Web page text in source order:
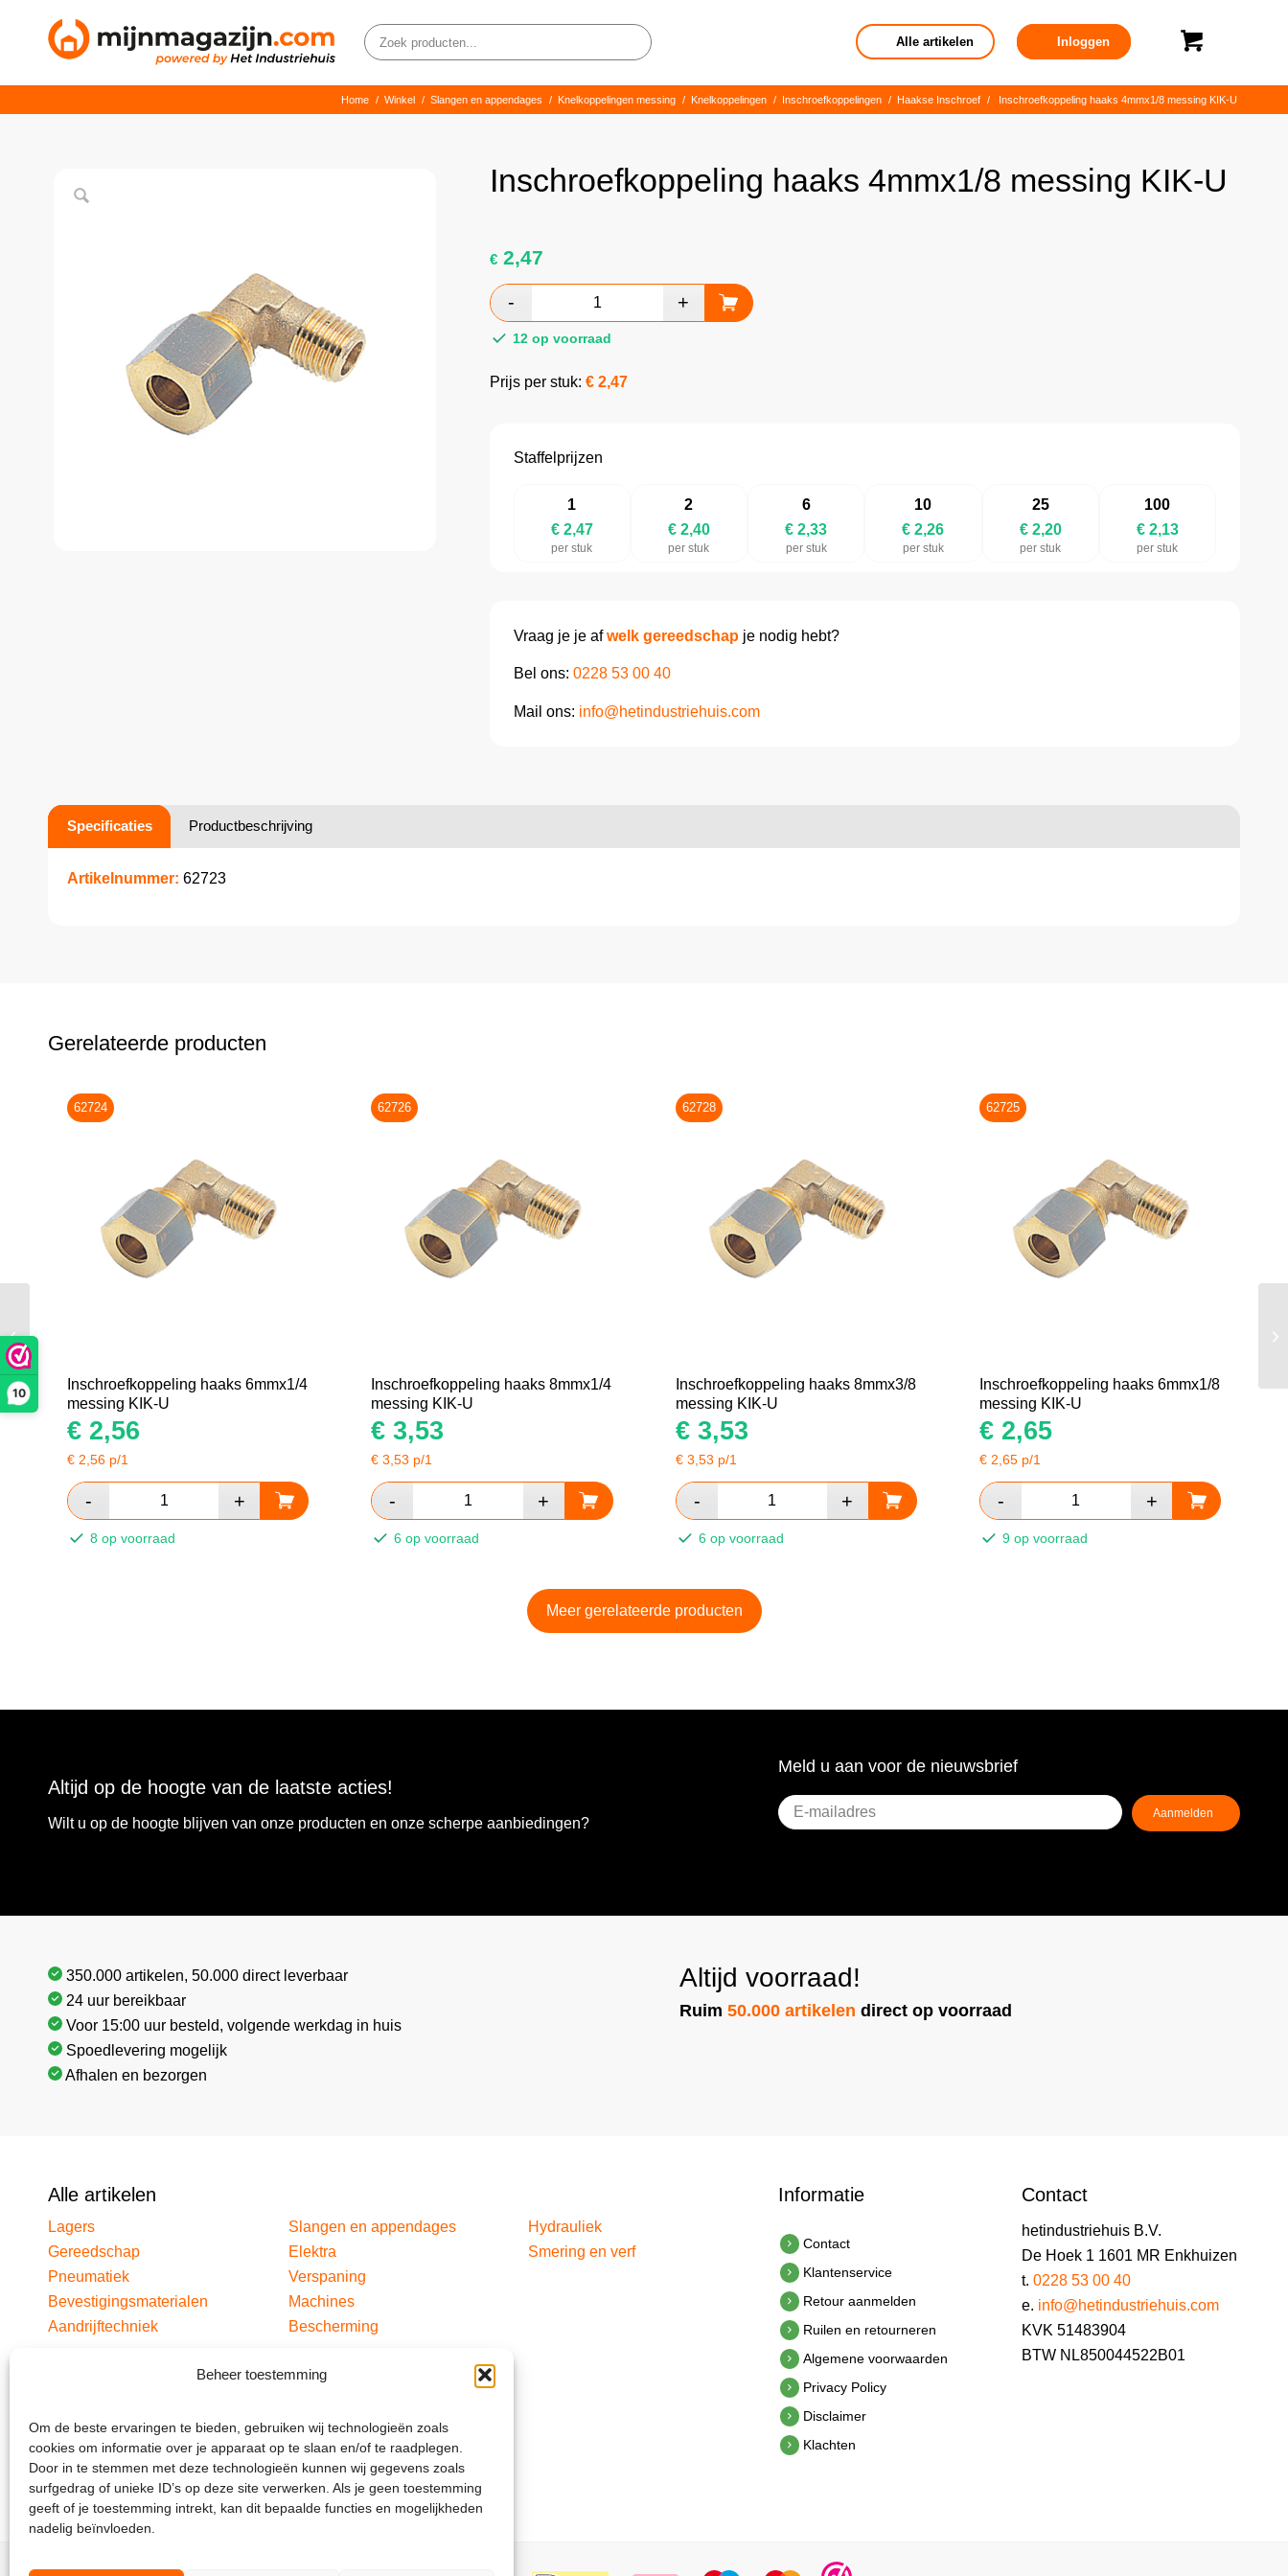
10
Beheer toestemming
Om de beste ervaringen te bieden, gebruiken wij technologieën zoals
cookies om informatie over je apparaat op te slaan en/of te raadplegen.
Door in te stemmen met deze technologieën kunnen wij gegevens zoals
surfgedrag of unieke ID’s op deze site verwerken. Als je geen toestemming
geeft of je toestemming intrekt, kan dit bepaalde functies en mogelijkheden
nadelig beïnvloeden.
Alle artikelen Inloggen
Home / Winkel / Slangen en appendages / Knelkoppelingen messing / Knelkoppelingen / Inschroefkoppelingen / Haakse Inschroef / Inschroefkoppeling haaks 4mmx1/8 messing KIK-U
Inschroefkoppeling haaks 4mmx1/8 messing KIK-U
€2,47
12 op voorraad
Prijs per stuk: € 2,47
Staffelprijzen
1
€ 2,47
per stuk
2
€ 2,40
per stuk
6
€ 2,33
per stuk
10
€ 2,26
per stuk
25
€ 2,20
per stuk
100
€ 2,13
per stuk
Vraag je je afwelk gereedschapje nodig hebt?
Bel ons: 0228 53 00 40
Mail ons: info@hetindustriehuis.com
Specificaties Productbeschrijving
Artikelnummer: 62723
Gerelateerde producten
62724
Inschroefkoppeling haaks 6mmx1/4
messing KIK-U
€ 2,56
€ 2,56 p/1
8 op voorraad
62726
Inschroefkoppeling haaks 8mmx1/4
messing KIK-U
€ 3,53
€3,53 p/1
6 op voorraad
62728
Inschroefkoppeling haaks 8mmx3/8
messing KIK-U
€3,53
€ 3,53 p/1
6 op voorraad
62725
Inschroefkoppeling haaks 6mmx1/8
messing KIK-U
€2,65
€ 2,65p/1
9 op voorraad
Meer gerelateerde producten
Altijd op de hoogte van de laatste acties!
Wilt u op de hoogte blijven van onze producten en onze scherpe aanbiedingen?
Meld u aan voor de nieuwsbrief
E-
mailadres
350.000 artikelen, 50.000 direct leverbaar
24 uur bereikbaar
Voor 15:00 uur besteld, volgende werkdag in huis
Spoedlevering mogelijk
Afhalen en bezorgen
Altijd voorraad!
Ruim50.000 artikelen direct op voorraad
Alle artikelen
Lagers
Gereedschap
Pneumatiek
Bevestigingsmaterialen
Aandrijftechniek
Slangen en appendages
Elektra
Verspaning
Machines
Bescherming
Hydrauliek
Smering en verf
Informatie
Contact
Klantenservice
Retour aanmelden
Ruilen en retourneren
Algemene voorwaarden
Privacy Policy
Disclaimer
Klachten
Contact
hetindustriehuis B.V.
De Hoek 1 1601 MR Enkhuizen
t. 0228 53 00 40
e. info@hetindustriehuis.com
KVK 51483904
BTW NL850044522B01
haaks 10mmx3/8